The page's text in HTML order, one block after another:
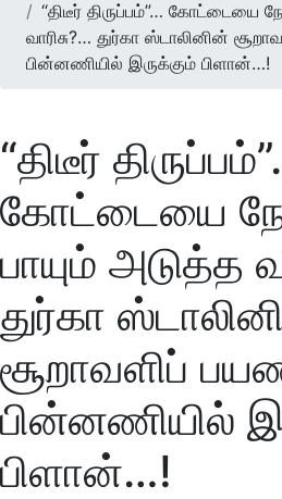
“திடீர் திருப்பம்”… கோட்டையை
வாரிசு?… துர்கா ஸ்டாலினின்
பின்னணியில் இருக்கும் பிளான்…!
“திடீர்
கோட்டையை
பாயும் அடுத்த
துர்கா
சூறாவளிப்
பின்னணியில்
பிளான்…!